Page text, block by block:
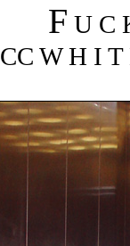
F U C
CC W H I T